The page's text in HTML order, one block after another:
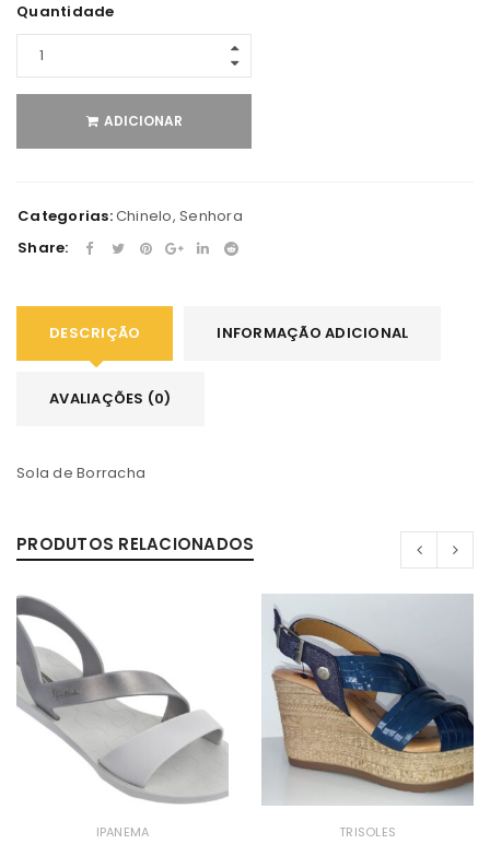
Quantidade
ADICIONAR
Categorias:Chinelo, Senhora
Share:
DESCRIÇÃO INFORMAÇÃO ADICIONAL
AVALIAÇÕES (0)
Sola de Borracha
PRODUTOS RELACIONADOS
IPANEMA
TRISOLES